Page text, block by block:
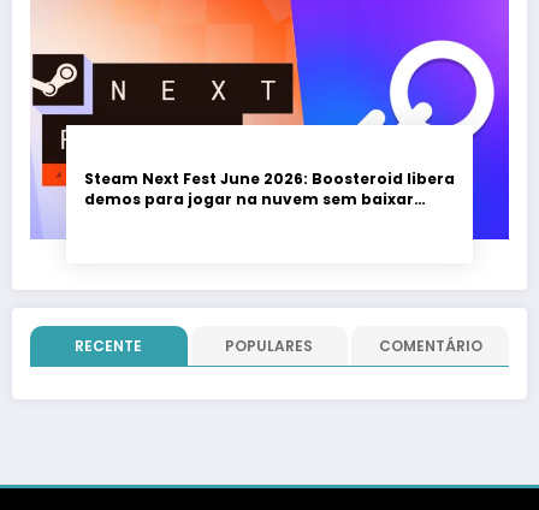
Steam Next Fest June 2026: Boosteroid libera
demos para jogar na nuvem sem baixar
RECENTE POPULARES COMENTÁRIO